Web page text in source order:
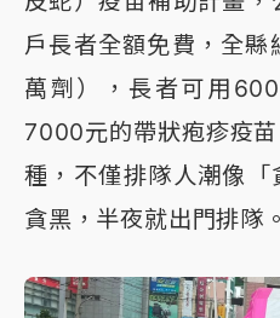
戶長者全額免費，全
萬劑），長者可用
7000元的帶狀疱疹疫
種，不僅排隊人潮像
貪黑，半夜就出門排隊。